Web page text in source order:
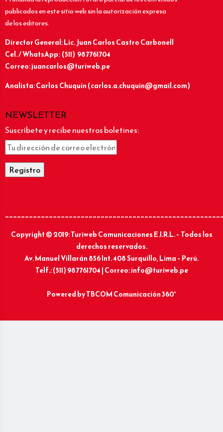
publicados en este sitio web sin la autorización expresa
de los editores.
Director General: Lic.Juan Carlos Castro Carbonell
Cel. / WhatsApp: (511) 987761704
Correo: juancarlos@turiweb.pe
Analista: Carlos Chuquín (carlos.a.chuquin@gmail.com)
NEWSLETTER
Suscríbete y recibe nuestros boletines:
Copyright © 2019: Turiweb Comunicaciones E.I.R.L. – Todos los
derechos reservados.
Av. Manuel Villarán 856 Int. 408 Surquillo, Lima – Perú.
Telf.: (511) 987761704 | Correo: info@turiweb.pe
Powered byTBCOM Comunicación 360°